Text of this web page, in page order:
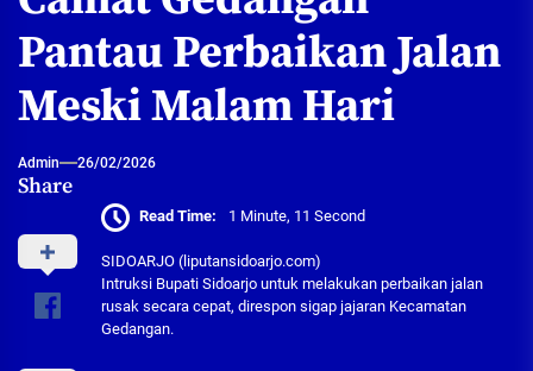
Pantau Perbaikan Jalan
Meski Malam Hari
Admin 26/02/2026
Share
Read Time: 1 Minute, 11 Second
SIDOARJO (liputansidoarjo.com)
Intruksi Bupati Sidoarjo untuk melakukan perbaikan jalan
rusak secara cepat, direspon sigap jajaran Kecamatan
Gedangan.